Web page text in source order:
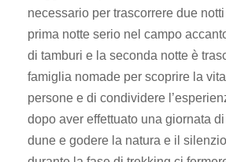
necessario per trascorrere due
prima notte serio nel campo
di tamburi e la seconda notte è
famiglia nomade per scoprire la
persone e di condividere
dopo aver effettuato una giornata
dune e godere la natura e il